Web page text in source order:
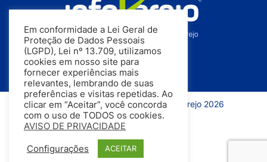
Todos os direitos reservados | InfoVarejo 2026
Em conformidade a Lei Geral de
Proteção de Dados Pessoais
(LGPD), Lei nº 13.709, utilizamos
cookies em nosso site para
fornecer experiências mais
relevantes, lembrando de suas
preferências e visitas repetidas. Ao
clicar em “Aceitar”, você concorda
com o uso de TODOS os cookies.
AVISO DE PRIVACIDADE
Configurações ACEITAR